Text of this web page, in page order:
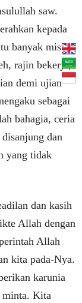
saw.
kepada
banyak misteri
rajin bekerja,
demi ujian
sebagai
bahagia, ceria
dan
yang tidak
dan kasih
Allah dengan
Allah
kita pada-Nya.
karunia
minta. Kita